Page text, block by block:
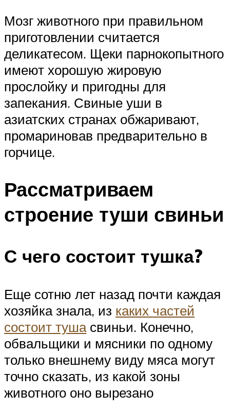
Мозг животного при правильном
приготовлении считается
деликатесом. Щеки парнокопытного
имеют хорошую жировую
прослойку и пригодны для
запекания. Свиные уши в
азиатских странах обжаривают,
промариновав предварительно в
горчице.
Рассматриваем
строение туши свиньи
С чего состоит тушка?
Еще сотню лет назад почти каждая
хозяйка знала, из каких частей
состоит тушасвиньи. Конечно,
обвальщики и мясники по одному
только внешнему виду мяса могут
точно сказать, из какой зоны
животного оно вырезано